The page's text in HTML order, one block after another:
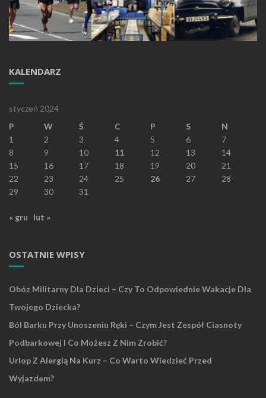
KALENDARZ
styczeń 2024
P
W Ś C P S
N
1
2 3 4 5 6
7
8
9 10 11 12 13
14
15
16 17 18 19 20
21
22
23 24 25 26 27
28
29
30 31
« gru lut »
OSTATNIE WPISY
Obóz Militarny Dla Dzieci – Czy To Odpowiednie Wakacje Dla
Twojego Dziecka?
Ból Barku Przy Unoszeniu Ręki – Czym Jest Zespół Ciasnoty
Podbarkowej I Co Możesz Z Nim Zrobić?
Urlop Z Alergią Na Kurz – Co Warto Wiedzieć Przed
Wyjazdem?